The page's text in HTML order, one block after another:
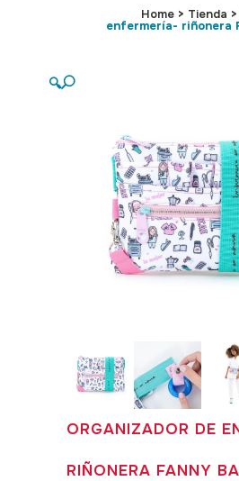
c
h
Home > Tienda >
enfermería- riñonera
🔍
ORGANIZADOR DE
RIÑONERA FANNY